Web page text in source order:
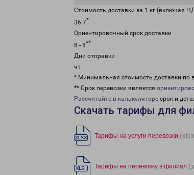
Стоимость доставки за 1 кг (включая
36.7*
Ориентировочный срок доставки
8 - 8**
Дни отправки
чт
* Минимальная стоимость доставки по
** Срок перевозки является
Рассчитайте в калькуляторе срок и
Скачать тарифы для
Тарифы на услуги перевозки
Тарифы на перевозку в филиал